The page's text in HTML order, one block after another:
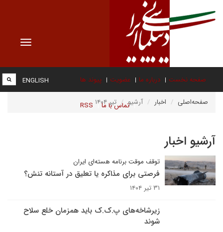
Toggle
صفحه نخست درباره ما عضویت پیوند ها
تماس با ما RSS
ENGLISH
صفحه‌اصلی اخبار آرشیو تیر ۱۴۰۴
آرشیو اخبار
توقف موقت برنامه هسته‌ای ایران
فرصتی برای مذاکره یا تعلیق در آستانه تنش؟
۳۱ تیر ۱۴۰۴
زیرشاخه‌های پ.ک.ک باید همزمان خلع سلاح
شوند